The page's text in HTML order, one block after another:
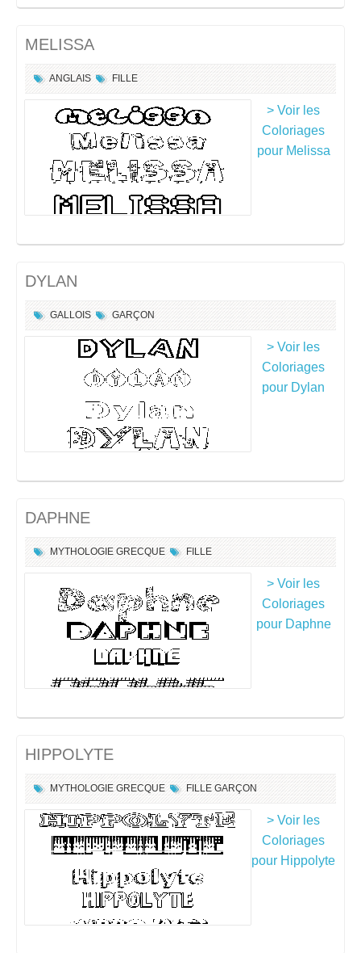
MELISSA
ANGLAIS FILLE
> Voir les
Coloriages
pour Melissa
DYLAN
GALLOIS GARÇON
> Voir les
Coloriages
pour Dylan
DAPHNE
MYTHOLOGIE GRECQUE FILLE
> Voir les
Coloriages
pour Daphne
HIPPOLYTE
MYTHOLOGIE GRECQUE FILLE GARÇON
> Voir les
Coloriages
pour Hippolyte